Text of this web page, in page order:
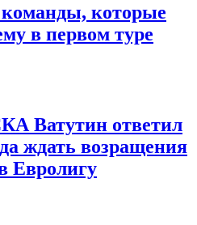
которые
в первом туре
Ватутин ответил
ждать возращения
Евролигу